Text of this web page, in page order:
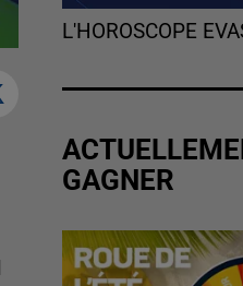
L'HOROSCOPE
GAGNER